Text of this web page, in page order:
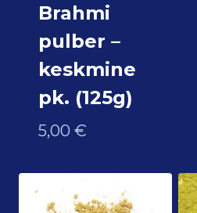
Brahmi
pulber –
keskmine
pk. (125g)
5,00 €